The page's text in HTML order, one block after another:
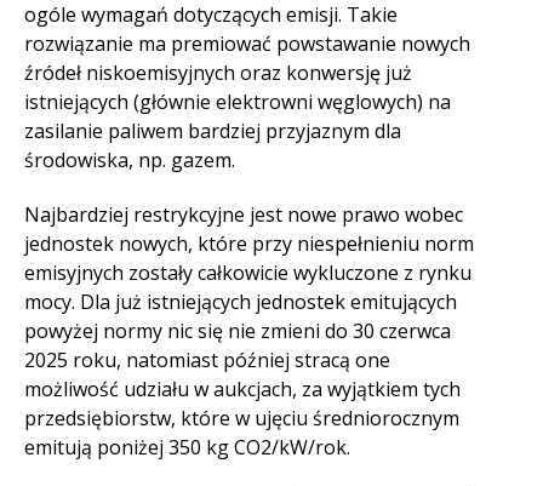
ogóle wymagań dotyczących emisji. Takie
rozwiązanie ma premiować powstawanie nowych
źródeł niskoemisyjnych oraz konwersję już
istniejących (głównie elektrowni węglowych) na
zasilanie paliwem bardziej przyjaznym dla
środowiska, np. gazem.
Najbardziej restrykcyjne jest nowe prawo wobec
jednostek nowych, które przy niespełnieniu norm
emisyjnych zostały całkowicie wykluczone z rynku
mocy. Dla już istniejących jednostek emitujących
powyżej normy nic się nie zmieni do 30 czerwca
2025 roku, natomiast później stracą one
możliwość udziału w aukcjach, za wyjątkiem tych
przedsiębiorstw, które w ujęciu średniorocznym
emitują poniżej 350 kg CO2/kW/rok.